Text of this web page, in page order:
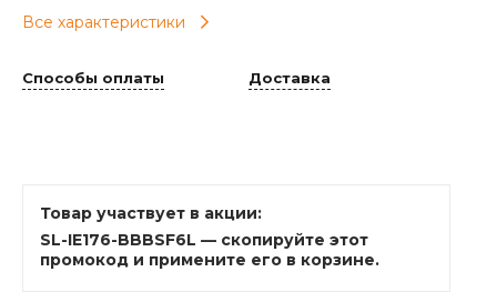
Все характеристики
Способы оплаты Доставка
Товар участвует в акции:
SL-IE176-BBBSF6L — скопируйте этот
промокод и примените его в корзине.